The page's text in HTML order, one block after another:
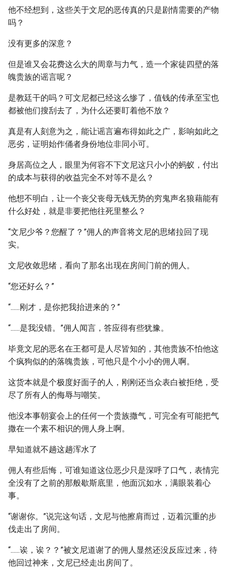
他不经想到，这些关于文尼的恶传真的只是剧情需要的产物
吗？
没有更多的深意？
但是谁又会花费这么大的周章与力气，造一个家徒四壁的落
魄贵族的谣言呢？
是教廷干的吗？可文尼都已经这么惨了，值钱的传承至宝也
都被他们搜刮去了，为什么还要盯着他不放？
真是有人刻意为之，能让谣言遍布得如此之广，影响如此之
恶劣，证明始作俑者身份地位非同小可。
身居高位之人，眼里为何容不下文尼这只小小的蚂蚁，付出
的成本与获得的收益完全不对等不是么？
他想不明白，让一个丧父丧母无钱无势的穷鬼声名狼藉能有
什么好处，就是非要把他往死里整么？
“文尼少爷？您醒了？”佣人的声音将文尼的思绪拉回了现
实。
文尼收敛思绪，看向了那名出现在房间门前的佣人。
“您还好么？”
“......刚才，是你把我抬进来的？”
“......是我没错。”佣人闻言，答应得有些犹豫。
毕竟文尼的恶名在王都可是人尽皆知的，其他贵族不怕他这
个疯狗似的的落魄贵族，可他只是个小小的佣人啊。
这货本就是个极度好面子的人，刚刚还当众表白被拒绝，受
尽了所有人的侮辱与嘲笑。
他没本事朝宴会上的任何一个贵族撒气，可完全有可能把气
撒在一个素不相识的佣人身上啊。
早知道就不趟这趟浑水了
佣人有些后悔，可谁知道这位恶少只是深呼了口气，表情完
全没有了之前的那般歇斯底里，他面沉如水，满眼装着心
事。
“谢谢你。”说完这句话，文尼与他擦肩而过，迈着沉重的步
伐走出了房间。
“......诶，诶？？”被文尼道谢了的佣人显然还没反应过来，待
他回过神来，文尼已经走出房间了。